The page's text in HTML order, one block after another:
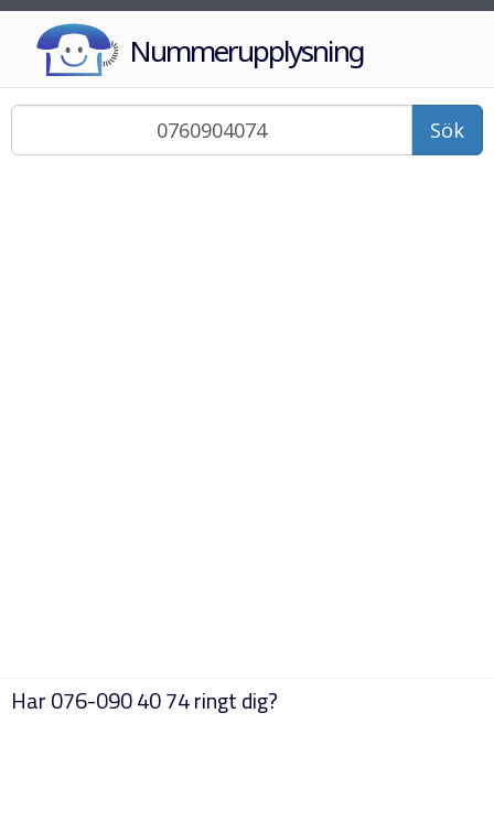
Nummerupplysning
Sök
Har076-090 40 74ringt dig?